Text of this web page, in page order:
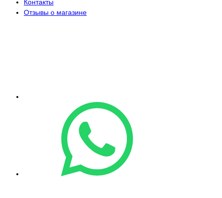
Контакты
Отзывы о магазине